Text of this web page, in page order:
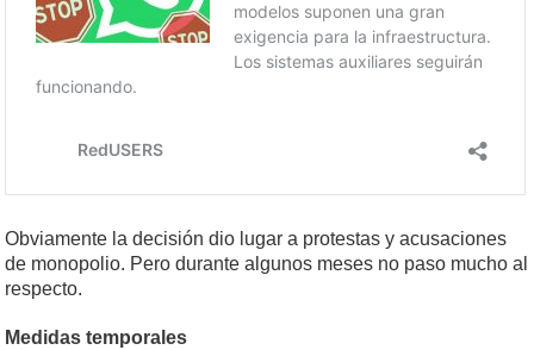
Obviamente la decisión dio lugar a protestas y acusaciones
de monopolio. Pero durante algunos meses no paso mucho al
respecto.
Medidas temporales